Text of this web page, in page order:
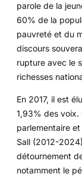
parole de la
60% de la
pauvreté et du
discours
rupture avec le
richesses
En 2017, il est
1,93% des voix.
parlementaire
Sall (2012-
détournement
notamment le